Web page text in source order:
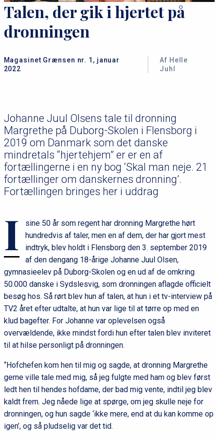
Talen, der gik i hjertet på
dronningen
Magasinet Grænsen nr. 1, januar
2022
Af Helle
Juhl
Johanne Juul Olsens tale til dronning
Margrethe på Duborg-Skolen i Flensborg i
2019 om Danmark som det danske
mindretals “hjertehjem” er er en af
fortællingerne i en ny bog ‘Skal man neje. 21
fortællinger om danskernes dronning’.
Fortællingen bringes her i uddrag
I
sine 50 år som regent har dronning Margrethe hørt
hundredvis af taler, men en af dem, der har gjort mest
indtryk, blev holdt i Flensborg den 3. september 2019
af den dengang 18-årige Johanne Juul Olsen,
gymnasieelev på Duborg-Skolen og en ud af de omkring
50.000 danske i Sydslesvig, som dronningen aflagde officielt
besøg hos. Så rørt blev hun af talen, at hun i et tv-interview på
TV2 året efter udtalte, at hun var lige til at tørre op med en
klud bagefter. For Johanne var oplevelsen også
overvældende, ikke mindst fordi hun efter talen blev inviteret
til at hilse personligt på dronningen.
“Hofchefen kom hen til mig og sagde, at dronning Margrethe
gerne ville tale med mig, så jeg fulgte med ham og blev først
ledt hen til hendes hofdame, der bad mig vente, indtil jeg blev
kaldt frem. Jeg nåede lige at spørge, om jeg skulle neje for
dronningen, og hun sagde ‘ikke mere, end at du kan komme op
igen’, og så pludselig var det tid.